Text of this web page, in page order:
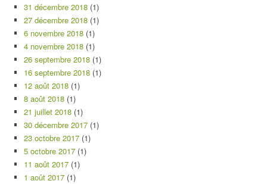
31 décembre 2018 (1)
27 décembre 2018 (1)
6 novembre 2018 (1)
4 novembre 2018 (1)
26 septembre 2018 (1)
16 septembre 2018 (1)
12 août 2018 (1)
8 août 2018 (1)
21 juillet 2018 (1)
30 décembre 2017 (1)
23 octobre 2017 (1)
5 octobre 2017 (1)
11 août 2017 (1)
1 août 2017 (1)